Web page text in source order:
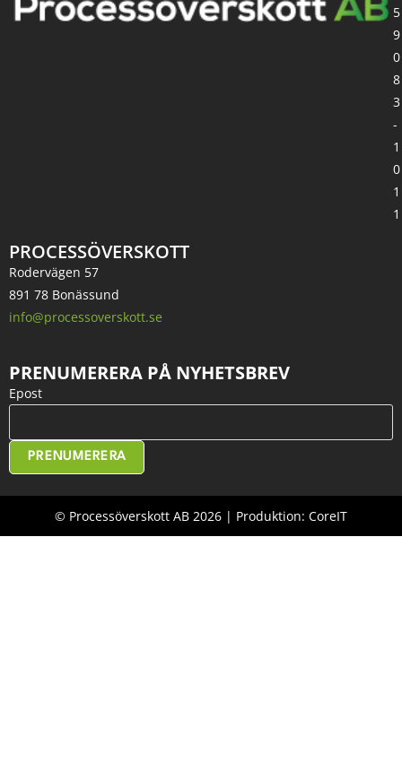
PROCESSÖVERSKOTT
Rodervägen 57
891 78 Bonässund
info@processoverskott.se
5
9
0
8
3
-
1
0
1
1
PRENUMERERA PÅ NYHETSBREV
Epost
PRENUMERERA
© Processöverskott AB 2026 | Produktion: CoreIT